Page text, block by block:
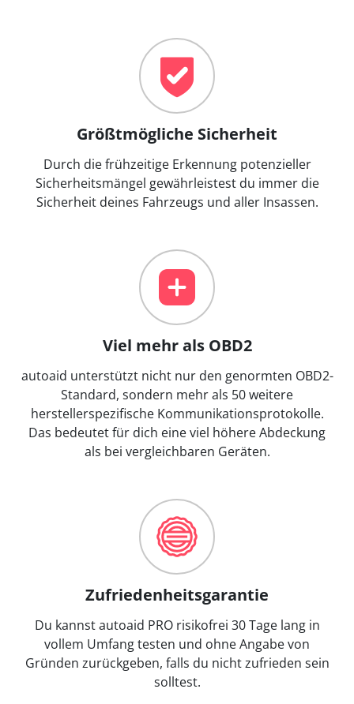
Größtmögliche Sicherheit
Durch die frühzeitige Erkennung potenzieller
Sicherheitsmängel gewährleistest du immer die
Sicherheit deines Fahrzeugs und aller Insassen.
Viel mehr als OBD2
autoaid unterstützt nicht nur den genormten OBD2-
Standard, sondern mehr als 50 weitere
herstellerspezifische Kommunikationsprotokolle.
Das bedeutet für dich eine viel höhere Abdeckung
als bei vergleichbaren Geräten.
Zufriedenheitsgarantie
Du kannst autoaid PRO risikofrei 30 Tage lang in
vollem Umfang testen und ohne Angabe von
Gründen zurückgeben, falls du nicht zufrieden sein
solltest.